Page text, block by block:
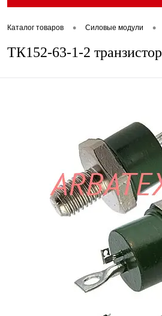
Каталог товаров • Силовые модули •
ТК152-63-1-2